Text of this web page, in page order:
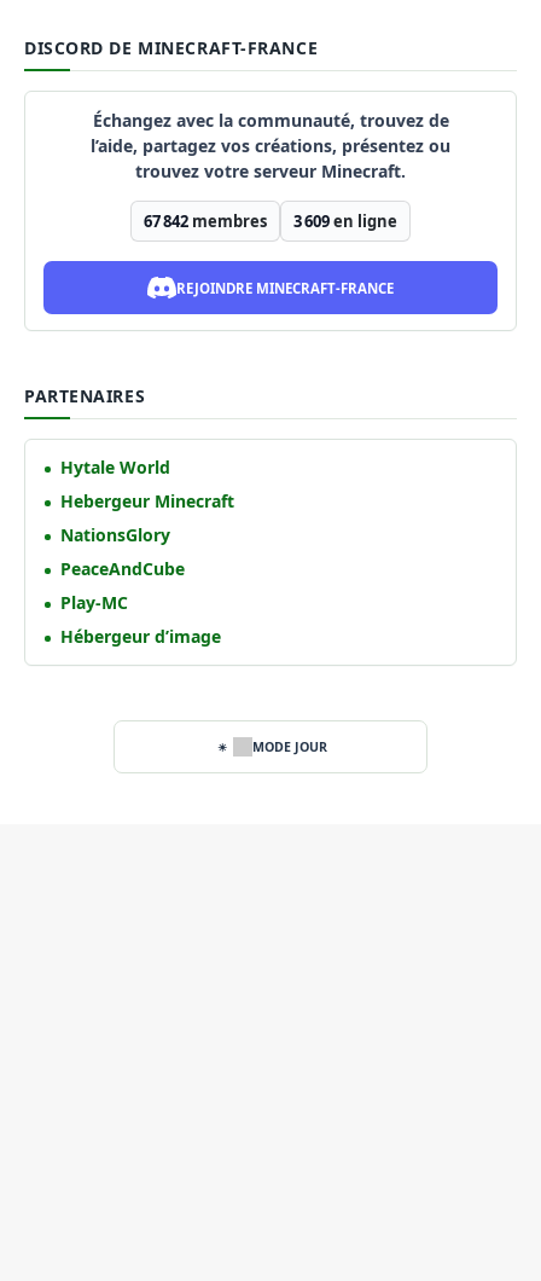
DISCORD DE MINECRAFT-FRANCE
Échangez avec la communauté, trouvez de
l’aide, partagez vos créations, présentez ou
trouvez votre serveur Minecraft.
67 842 membres 3 609en ligne
REJOINDRE MINECRAFT-FRANCE
PARTENAIRES
Hytale World
Hebergeur Minecraft
NationsGlory
PeaceAndCube
Play-MC
Hébergeur d’image
MODE JOUR